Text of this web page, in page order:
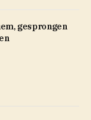
gesprongen